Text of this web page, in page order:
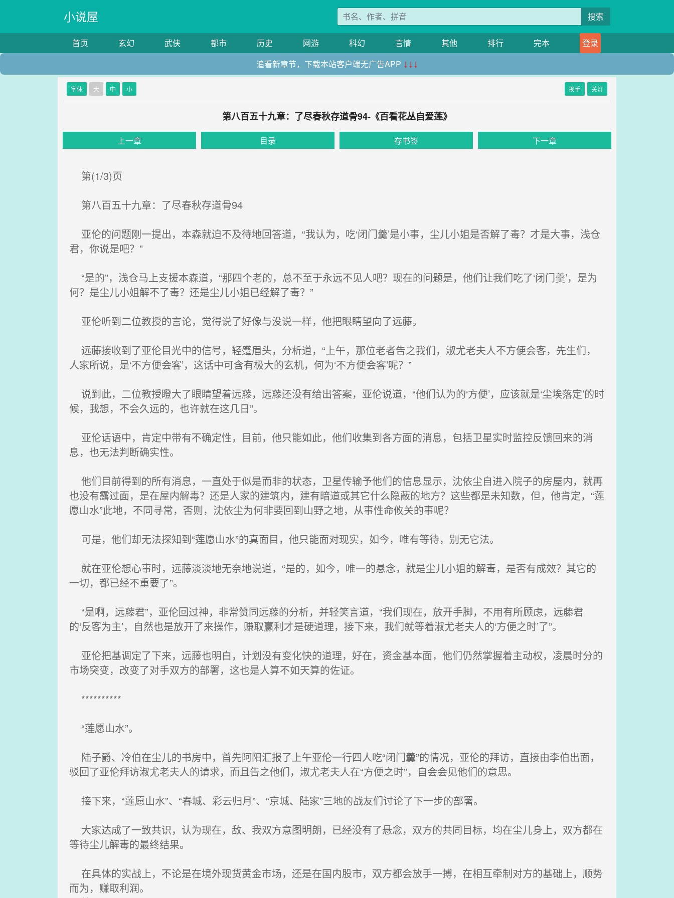
小说屋 搜索
首页 玄幻 武侠 都市 历史 网游 科幻 言情 其他 排行 完本
登录
追看新章节，下载本站客户端无广告APP ↓↓↓
字体 大 中 小 换手 关灯
第八百五十九章：了尽春秋存道骨94-《百看花丛自爱莲》
上一章 目录 存书签 下一章
第(1/3)页
第八百五十九章：了尽春秋存道骨94
亚伦的问题刚一提出，本森就迫不及待地回答道，“我认为，吃‘闭门羹’是小事，尘儿小姐是否解了毒？才是大事，浅仓
君，你说是吧？”
“是的”，浅仓马上支援本森道，“那四个老的，总不至于永远不见人吧？现在的问题是，他们让我们吃了‘闭门羹’，是为
何？是尘儿小姐解不了毒？还是尘儿小姐已经解了毒？”
亚伦听到二位教授的言论，觉得说了好像与没说一样，他把眼睛望向了远藤。
远藤接收到了亚伦目光中的信号，轻蹙眉头，分析道，“上午，那位老者告之我们，淑尤老夫人不方便会客，先生们，
人家所说，是‘不方便会客’，这话中可含有极大的玄机，何为‘不方便会客’呢？”
说到此，二位教授瞪大了眼睛望着远藤，远藤还没有给出答案，亚伦说道，“他们认为的‘方便’，应该就是‘尘埃落定’的时
候，我想，不会久远的，也许就在这几日”。
亚伦话语中，肯定中带有不确定性，目前，他只能如此，他们收集到各方面的消息，包括卫星实时监控反馈回来的消
息，也无法判断确实性。
他们目前得到的所有消息，一直处于似是而非的状态，卫星传输予他们的信息显示，沈依尘自进入院子的房屋内，就再
也没有露过面，是在屋内解毒？还是人家的建筑内，建有暗道或其它什么隐蔽的地方？这些都是未知数，但，他肯定，“莲
愿山水”此地，不同寻常，否则，沈依尘为何非要回到山野之地，从事性命攸关的事呢？
可是，他们却无法探知到“莲愿山水”的真面目，他只能面对现实，如今，唯有等待，别无它法。
就在亚伦想心事时，远藤淡淡地无奈地说道，“是的，如今，唯一的悬念，就是尘儿小姐的解毒，是否有成效？其它的
一切，都已经不重要了”。
“是啊，远藤君”，亚伦回过神，非常赞同远藤的分析，并轻笑言道，“我们现在，放开手脚，不用有所顾虑，远藤君
的‘反客为主’，自然也是放开了来操作，赚取赢利才是硬道理，接下来，我们就等着淑尤老夫人的‘方便之时’了”。
亚伦把基调定了下来，远藤也明白，计划没有变化快的道理，好在，资金基本面，他们仍然掌握着主动权，凌晨时分的
市场突变，改变了对手双方的部署，这也是人算不如天算的佐证。
**********
“莲愿山水”。
陆子爵、冷伯在尘儿的书房中，首先阿阳汇报了上午亚伦一行四人吃“闭门羹”的情况，亚伦的拜访，直接由李伯出面，
驳回了亚伦拜访淑尤老夫人的请求，而且告之他们，淑尤老夫人在“方便之时”，自会会见他们的意思。
接下来，“莲愿山水”、“春城、彩云归月”、“京城、陆家”三地的战友们讨论了下一步的部署。
大家达成了一致共识，认为现在，敌、我双方意图明朗，已经没有了悬念，双方的共同目标，均在尘儿身上，双方都在
等待尘儿解毒的最终结果。
在具体的实战上，不论是在境外现货黄金市场，还是在国内股市，双方都会放手一搏，在相互牵制对方的基础上，顺势
而为，赚取利润。